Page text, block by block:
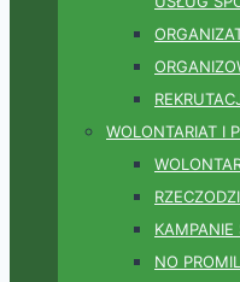
WOLONTARIAT I
KAMPANIE
NO